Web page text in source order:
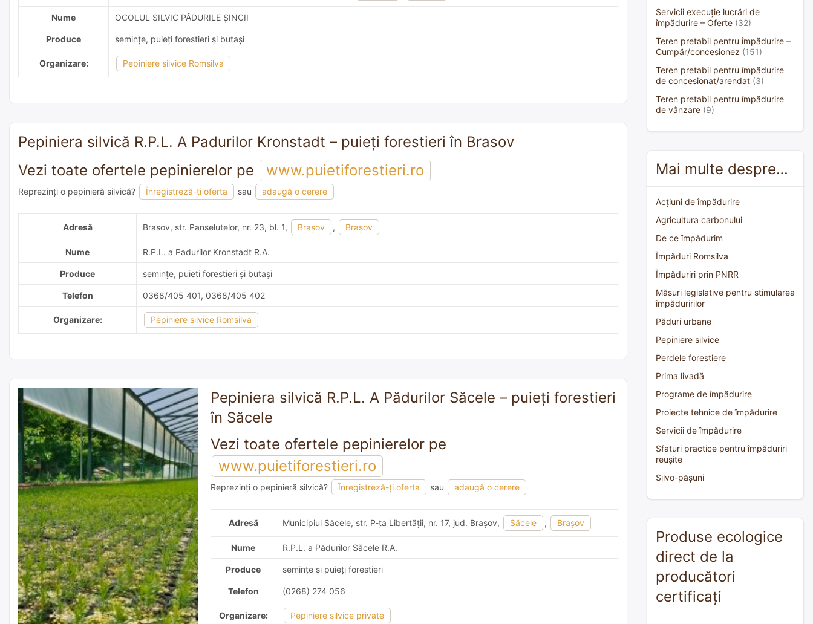
Nume OCOLUL SILVIC PĂDURILE ȘINCII
Produce semințe, puieți forestieri și butași
Organizare: Pepiniere silvice Romsilva
Pepiniera silvică R.P.L. A Padurilor Kronstadt – puieți forestieri în Brasov
Vezi toate ofertele pepinierelor pe
www.puietiforestieri.ro
Reprezinți o pepinieră silvică? Înregistreză-ți oferta sau
adaugă o cerere
Adresă
Brasov, str. Panselutelor, nr. 23, bl. 1, Brașov , Braşov
Nume R.P.L. a Padurilor Kronstadt R.A.
Produce semințe, puieți forestieri și butași
Telefon 0368/405 401, 0368/405 402
Organizare: Pepiniere silvice Romsilva
Pepiniera silvică R.P.L. A Pădurilor Săcele – puieți forestieri
în Săcele
Vezi toate ofertele pepinierelor pe
www.puietiforestieri.ro
Reprezinți o pepinieră silvică? Înregistreză-ți oferta sau
adaugă o cerere
Adresă
Municipiul Săcele, str. P-ţa Libertăţii, nr. 17, jud. Braşov, Săcele , Braşov
Nume R.P.L. a Pădurilor Săcele R.A.
Produce semințe și puieți forestieri
Telefon (0268) 274 056
Organizare: Pepiniere silvice private
Servicii execuție lucrări de
împădurire – Oferte (32)
Teren pretabil pentru împădurire –
Cumpăr/concesionez (151)
Teren pretabil pentru împădurire
de concesionat/arendat (3)
Teren pretabil pentru împădurire
de vânzare (9)
Mai multe despre…
Acțiuni de împădurire
Agricultura carbonului
De ce împădurim
Împăduri Romsilva
Împăduriri prin PNRR
Măsuri legislative pentru stimularea
împăduririlor
Păduri urbane
Pepiniere silvice
Perdele forestiere
Prima livadă
Programe de împădurire
Proiecte tehnice de împădurire
Servicii de împădurire
Sfaturi practice pentru împăduriri
reușite
Silvo-pășuni
Produse ecologice
direct de la
producători
certificați